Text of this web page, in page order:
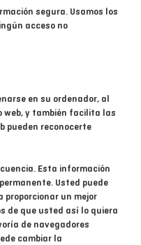
segura. Usamos los
acceso no
en su ordenador, al
web, y también facilita las
pueden reconocerte
Esta información
Usted puede
proporcionar un mejor
de que usted así lo quiera
de navegadores
cambiar la